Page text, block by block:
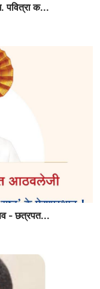
पवित्रा क...
- छत्रपत...